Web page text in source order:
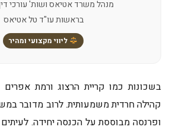
מנהל משרד אטיאס ושות' עורכי דין
בראשות עו"ד טל אטיאס
ליווי מקצועי ומהיר
בשכונות כמו קריית הרצוג ורמת
קהילה חרדית משמעותית. לרוב מדובר
ופרנסה מבוססת על הכנסה יחידה.